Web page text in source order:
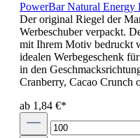
PowerBar Natural Energy
Der original Riegel der
Werbeschuber verpackt.
mit Ihrem Motiv bedruckt
idealen Werbegeschenk
in den
Cranberry, Cacao Crunch
ab 1,84 €*